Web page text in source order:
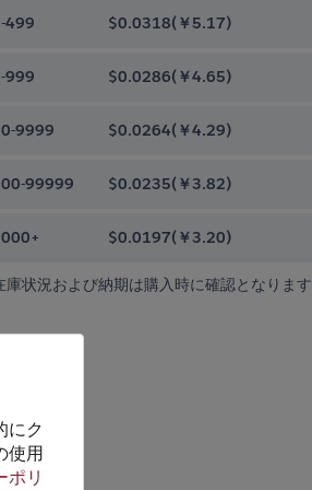
499 $0.0318(￥5.17)
999 $0.0286(￥4.65)
9999 $0.0264(￥4.29)
99999 $0.0235(￥3.82)
$0.0197(￥3.20)
庫状況および納期は購入時に確認となります
にク
使用
ポリ